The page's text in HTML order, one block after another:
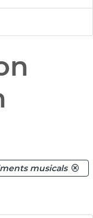
musicals